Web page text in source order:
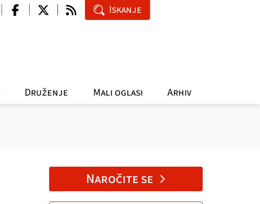
Druženje Mali oglasi Arhiv
Iskanje
Naročite se